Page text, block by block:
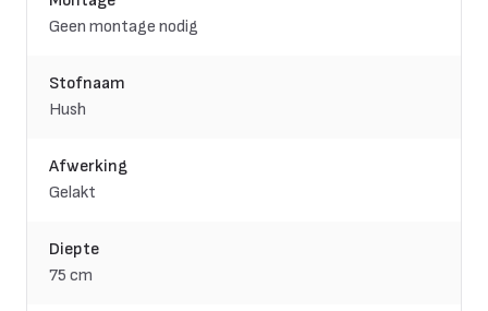
Geen montage nodig
Stofnaam
Hush
Afwerking
Gelakt
Diepte
75 cm